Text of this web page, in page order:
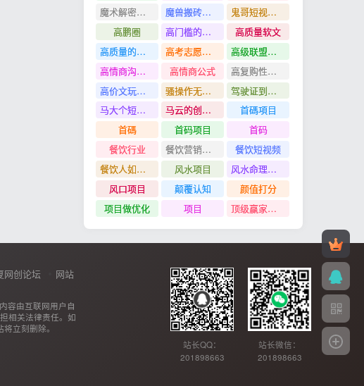
魔术解密教程
魔兽搬砖搞钱
鬼哥短视频底层逻辑
高鹏圈
高门槛的生意
高质量软文
高质量的问答和知识分享
高考志愿填报
高级联盟营销教程
高情商沟通管理课
高情商公式
高复购性行业
高价文玩众筹分红项目
骚操作无脑裂变
驾驶证到期换证
马大个短视频投放课
马云的创业故事
首碼項目
首碼
首码项目
首码
餐饮行业
餐饮营销管理特训班
餐饮短视频
餐饮人如何用团购给门店拓客
风水项目
风水命理项目
风口项目
颠覆认知
颜值打分
项目做优化
项目 顶级赢家思维
网创论坛
网站
容由互联网用户自
相关法律责任。如
立刻删除。
站长QQ：
201898663
站长微信：
201898663